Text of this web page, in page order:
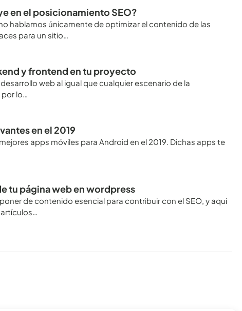
en el posicionamiento SEO?
hablamos únicamente de optimizar el contenido de las
para un sitio…
y frontend en tu proyecto
web al igual que cualquier escenario de la
lo…
en el 2019
apps móviles para Android en el 2019. Dichas apps te
tu página web en wordpress
de contenido esencial para contribuir con el SEO, y aquí